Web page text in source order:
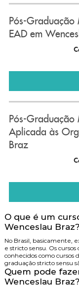
Pós-Graduação
EAD em
Pós-
Aplicada às
Braz
O que é um
Wenceslau Braz?
No Brasil, basicamente,
e stricto sensu. Os
conhecidos como cursos
graduação stricto sensu
Quem pode
Wenceslau Braz?